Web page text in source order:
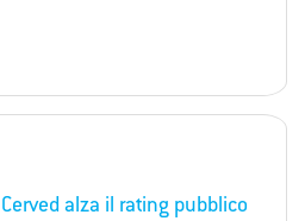
Cerved alza il rating pubblico